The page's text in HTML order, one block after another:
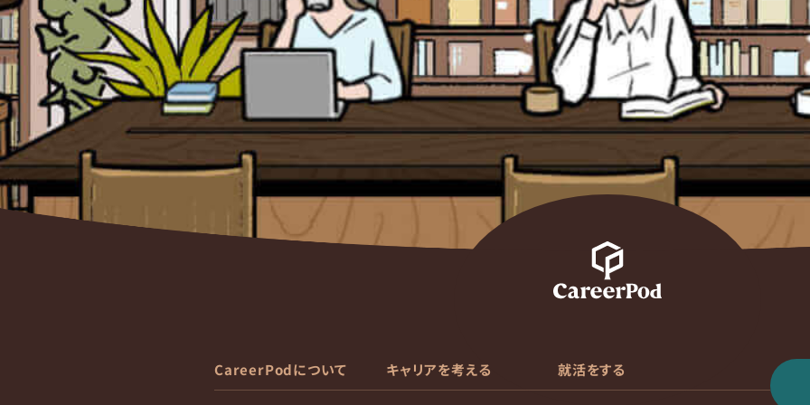
CareerPodについて キャリアを考える 就活をする